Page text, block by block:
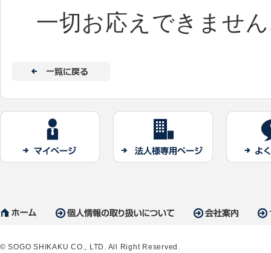
一切お応えできませ
© SOGO SHIKAKU CO., LTD. All Right Reserved.